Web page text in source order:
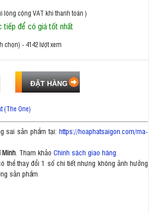
lòng cộng VAT khi thanh toán )
tiếp để có giá tốt nhất
chọn) - 4142 lượt xem
(The One)
sai sản phẩm tại: https://hoaphatsaigon.com/ma-
Minh . Tham khảo Chính sách giao hàng
thể thay đổi 1 số chi tiết nhưng không ảnh hưởng
sản phẩm